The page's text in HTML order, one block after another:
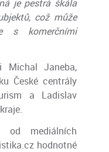
je pestrá škála
což může
s komerčními
Michal Janeba,
České centrály
a Ladislav
od mediálních
hodnotné